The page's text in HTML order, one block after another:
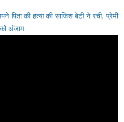
पिता की हत्या की साजिश बेटी ने रची, प्रेमी
अंजाम